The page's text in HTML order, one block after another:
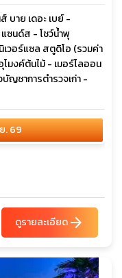
บาย เดอะ เบย์ -
แซนด์ส - โชว์น้ำพุ
เวอร์แซล สตูดิโอ (รวมค่า
มงค์ต้นไม้ - เมอร์ไลออน
ญชาการตำรวจเก่า -
. 69
ดูรายละเอียดarrow_forward